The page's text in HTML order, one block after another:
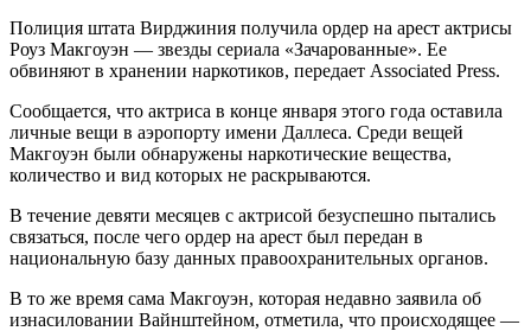
Полиция штата Вирджиния получила ордер на арест актрисы
Роуз Макгоуэн — звезды сериала «Зачарованные». Ее
обвиняют в хранении наркотиков, передает Associated Press.
Сообщается, что актриса в конце января этого года оставила
личные вещи в аэропорту имени Даллеса. Среди вещей
Макгоуэн были обнаружены наркотические вещества,
количество и вид которых не раскрываются.
В течение девяти месяцев с актрисой безуспешно пытались
связаться, после чего ордер на арест был передан в
национальную базу данных правоохранительных органов.
В то же время сама Макгоуэн, которая недавно заявила об
изнасиловании Вайнштейном, отметила, что происходящее —